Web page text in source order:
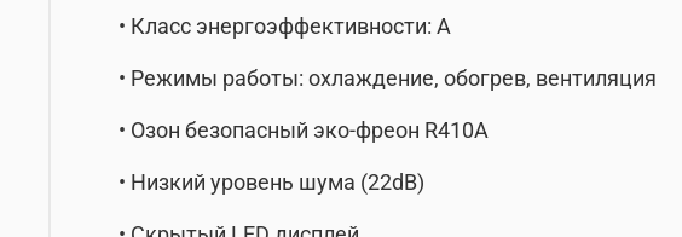
• Класс энергоэффективности: A
• Режимы работы: охлаждение, обогрев, вентиляция
• Озон безопасный эко-фреон R410A
• Низкий уровень шума (22dB)